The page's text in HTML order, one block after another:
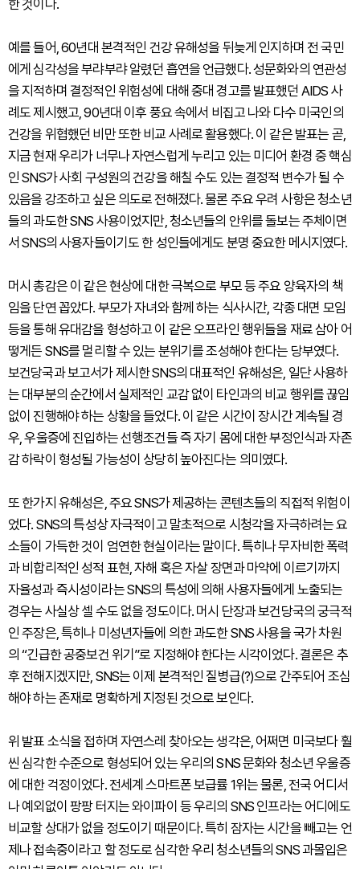
한 것이다.
예를 들어, 60년대 본격적인 건강 유해성을 뒤늦게 인지하며 전 국민
에게 심각성을 부랴부랴 알렸던 흡연을 언급했다. 성문화와의 연관성
을 지적하며 결정적인 위험성에 대해 중대 경고를 발표했던 AIDS 사
례도 제시했고, 90년대 이후 풍요 속에서 비집고 나와 다수 미국인의
건강을 위협했던 비만 또한 비교 사례로 활용했다. 이 같은 발표는 곧,
지금 현재 우리가 너무나 자연스럽게 누리고 있는 미디어 환경 중 핵심
인 SNS가 사회 구성원의 건강을 해칠 수도 있는 결정적 변수가 될 수
있음을 강조하고 싶은 의도로 전해졌다. 물론 주요 우려 사항은 청소년
들의 과도한 SNS 사용이었지만, 청소년들의 안위를 돌보는 주체이면
서 SNS의 사용자들이기도 한 성인들에게도 분명 중요한 메시지였다.
머시 총감은 이 같은 현상에 대한 극복으로 부모 등 주요 양육자의 책
임을 단연 꼽았다. 부모가 자녀와 함께 하는 식사시간, 각종 대면 모임
등을 통해 유대감을 형성하고 이 같은 오프라인 행위들을 재료 삼아 어
떻게든 SNS를 멀리할 수 있는 분위기를 조성해야 한다는 당부였다.
보건당국과 보고서가 제시한 SNS의 대표적인 유해성은, 일단 사용하
는 대부분의 순간에서 실제적인 교감 없이 타인과의 비교 행위를 끊임
없이 진행해야 하는 상황을 들었다. 이 같은 시간이 장시간 계속될 경
우, 우울증에 진입하는 선행조건들 즉 자기 몸에 대한 부정인식과 자존
감 하락이 형성될 가능성이 상당히 높아진다는 의미였다.
또 한가지 유해성은, 주요 SNS가 제공하는 콘텐츠들의 직접적 위험이
었다. SNS의 특성상 자극적이고 말초적으로 시청각을 자극하려는 요
소들이 가득한 것이 엄연한 현실이라는 말이다. 특히나 무자비한 폭력
과 비합리적인 성적 표현, 자해 혹은 자살 장면과 마약에 이르기까지
자율성과 즉시성이라는 SNS의 특성에 의해 사용자들에게 노출되는
경우는 사실상 셀 수도 없을 정도이다. 머시 단장과 보건당국의 궁극적
인 주장은, 특히나 미성년자들에 의한 과도한 SNS 사용을 국가 차원
의 “긴급한 공중보건 위기”로 지정해야 한다는 시각이었다. 결론은 추
후 전해지겠지만, SNS는 이제 본격적인 질병급(?)으로 간주되어 조심
해야 하는 존재로 명확하게 지정된 것으로 보인다.
위 발표 소식을 접하며 자연스레 찾아오는 생각은, 어쩌면 미국보다 훨
씬 심각한 수준으로 형성되어 있는 우리의 SNS 문화와 청소년 우울증
에 대한 걱정이었다. 전세계 스마트폰 보급률 1위는 물론, 전국 어디서
나 예외없이 팡팡 터지는 와이파이 등 우리의 SNS 인프라는 어디에도
비교할 상대가 없을 정도이기 때문이다. 특히 잠자는 시간을 빼고는 언
제나 접속중이라고 할 정도로 심각한 우리 청소년들의 SNS 과몰입은